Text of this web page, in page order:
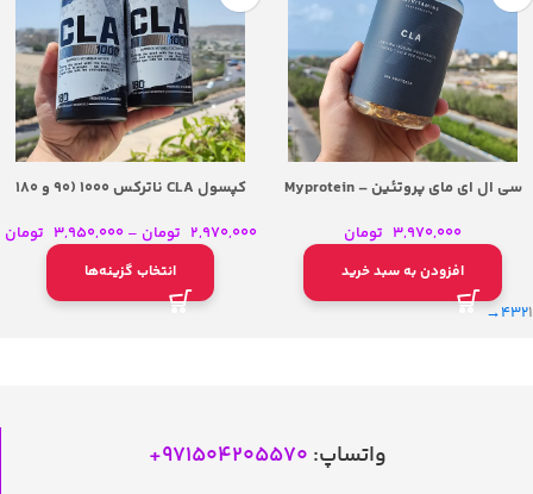
سی ال ای مای پروتئین – Myprotein
3,970,000 تومان
افزودن به سبد خرید
کپسول CLA ناترکس 1000 (۹۰ و ۱۸۰
2,970,000 تومان –
3,950,000 تومان
انتخاب گزینه‌ها
1
2
3
4
→
واتساپ: 971504205570
+